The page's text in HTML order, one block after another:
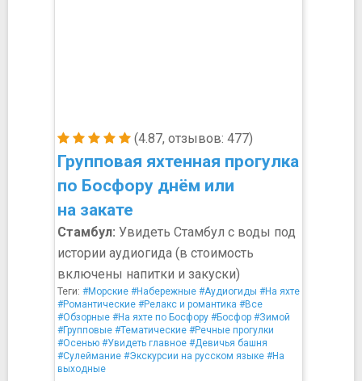
(4.87, отзывов: 477)
Групповая яхтенная прогулка
по Босфору днём или
на закате
Стамбул: Увидеть Стамбул с воды под
истории аудиогида (в стоимость
включены напитки и закуски)
Теги: #Морские #Набережные #Аудиогиды #На яхте
#Романтические #Релакс и романтика #Все
#Обзорные #На яхте по Босфору #Босфор #Зимой
#Групповые #Тематические #Речные прогулки
#Осенью #Увидеть главное #Девичья башня
#Сулеймание #Экскурсии на русском языке #На
выходные